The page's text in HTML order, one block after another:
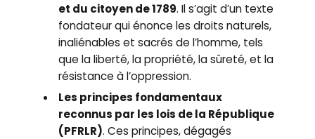
et du citoyen de 1789. Il s’agit d’un texte
fondateur qui énonce les droits naturels,
inaliénables et sacrés de l’homme, tels
que la liberté, la propriété, la sûreté, et la
résistance à l’oppression.
Les principes fondamentaux
reconnus par les lois de la République
(PFRLR). Ces principes, dégagés